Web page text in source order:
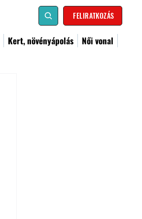
FELIRATKOZÁS
Kert, növényápolás
Női vonal